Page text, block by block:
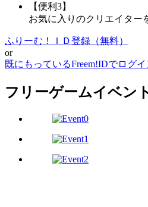
【便利3】
お気に入りのクリエイター
ふりーむ！ＩＤ登録（無料）
or
既にもっているFreem!IDでログイ
フリーゲームイベン